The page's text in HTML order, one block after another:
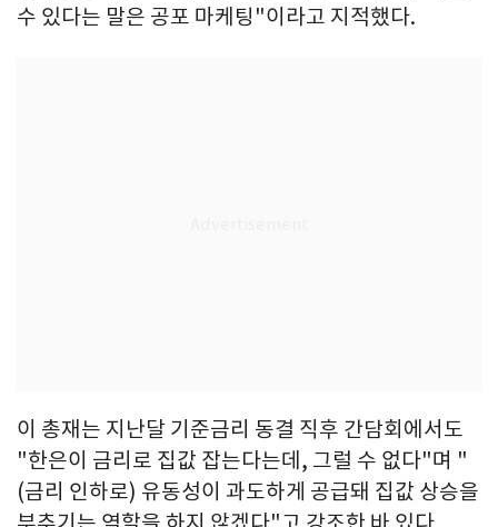
수 있다는 말은 공포 마케팅"이라고 지적했다.
이 총재는 지난달 기준금리 동결 직후 간담회에서도
"한은이 금리로 집값 잡는다는데, 그럴 수 없다"며 "
(금리 인하로) 유동성이 과도하게 공급돼 집값 상승을